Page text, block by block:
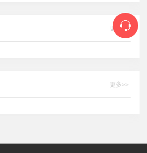
更多>>
更多>>